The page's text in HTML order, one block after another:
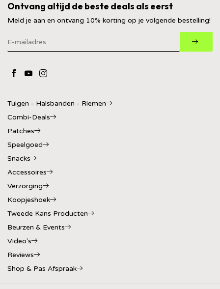
Ontvang altijd de beste deals als eerst
Meld je aan en ontvang 10% korting op je volgende bestelling!
Tuigen - Halsbanden - Riemen
Combi-Deals
Patches
Speelgoed
Snacks
Accessoires
Verzorging
Koopjeshoek
Tweede Kans Producten
Beurzen & Events
Video's
Reviews
Shop & Pas Afspraak